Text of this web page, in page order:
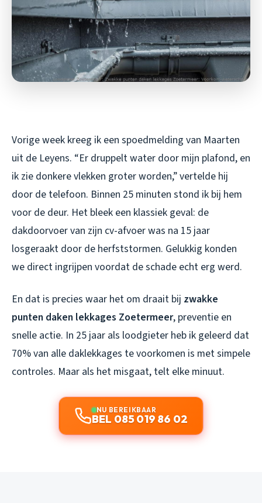
Vorige week kreeg ik een spoedmelding van Maarten
uit de Leyens. “Er druppelt water door mijn plafond, en
ik zie donkere vlekken groter worden,” vertelde hij
door de telefoon. Binnen 25 minuten stond ik bij hem
voor de deur. Het bleek een klassiek geval: de
dakdoorvoer van zijn cv-afvoer was na 15 jaar
losgeraakt door de herfststormen. Gelukkig konden
we direct ingrijpen voordat de schade echt erg werd.
En dat is precies waar het om draait bij zwakke
punten daken lekkages Zoetermeer, preventie en
snelle actie. In 25 jaar als loodgieter heb ik geleerd dat
70% van alle daklekkages te voorkomen is met simpele
controles. Maar als het misgaat, telt elke minuut.
NU BEREIKBAAR
BEL 085 019 86 02